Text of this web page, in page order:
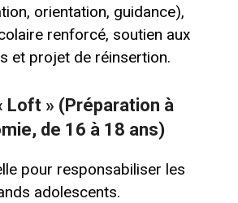
orientation, guidance),
renforcé, soutien aux
et projet de réinsertion.
Loft » (Préparation à
de 16 à 18 ans)
pour responsabiliser les
adolescents.